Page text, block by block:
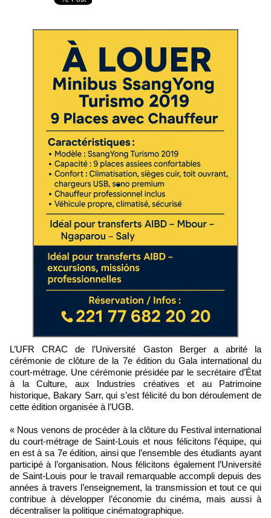
L’UFR CRAC de l’Université Gaston Berger a abrité la
cérémonie de clôture de la 7e édition du Gala international du
court-métrage. Une cérémonie présidée par le secrétaire d’État
à la Culture, aux Industries créatives et au Patrimoine
historique, Bakary Sarr, qui s’est félicité du bon déroulement de
cette édition organisée à l’UGB.
« Nous venons de procéder à la clôture du Festival international
du court-métrage de Saint-Louis et nous félicitons l’équipe, qui
en est à sa 7e édition, ainsi que l’ensemble des étudiants ayant
participé à l’organisation. Nous félicitons également l’Université
de Saint-Louis pour le travail remarquable accompli depuis des
années à travers l’enseignement, la transmission et tout ce qui
contribue à développer l’économie du cinéma, mais aussi à
décentraliser la politique cinématographique.